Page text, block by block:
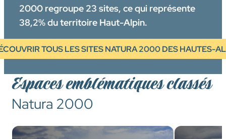
2000 regroupe 23 sites, ce qui représente
38,2% du territoire Haut-Alpin.
TOUS LES SITES NATURA 2000 DES HAUTES-
Espaces emblématiques classés
Natura 2000